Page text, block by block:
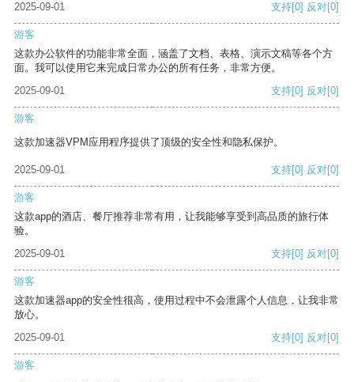
2025-09-01 支持[0] 反对[0]
游客
这款办公软件的功能非常全面，涵盖了文档、表格、演示文稿等各个方
面。我可以使用它来完成日常办公的所有任务，非常方便。
2025-09-01
支持[0] 反对[0]
游客
这款加速器VPM应用程序提供了顶级的安全性和隐私保护。
2025-09-01 支持[0] 反对[0]
游客
这款app的酒店、餐厅推荐非常有用，让我能够享受到高品质的旅行体
验。
2025-09-01
支持[0] 反对[0]
游客
这款加速器app的安全性很高，使用过程中不会泄露个人信息，让我非常
放心。
2025-09-01
支持[0] 反对[0]
游客